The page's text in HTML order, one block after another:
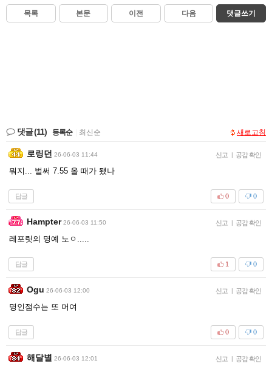
목록 본문 이전 다음 댓글쓰기
댓글(11) 등록순 최신순 새로고침
로링던 26-06-03 11:44 신고 | 공감 확인
뭐지... 벌써 7.55 올 때가 됐나
답글 0
0
Hampter 26-06-03 11:50 신고 | 공감 확인
레포릿의 명예 노ㅇ.....
답글 0
1
Ogu 26-06-03 12:00 신고 | 공감 확인
명인점수는 또 머여
답글 0
0
해달별 26-06-03 12:01 신고 | 공감 확인